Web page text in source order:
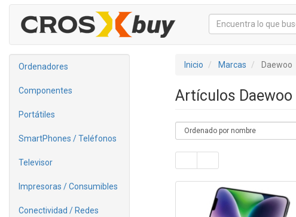
Ordenadores
Componentes
Portátiles
SmartPhones / Teléfonos
Televisor
Impresoras / Consumibles
Conectividad / Redes
Inicio Marcas Daewoo
Artículos Daewoo